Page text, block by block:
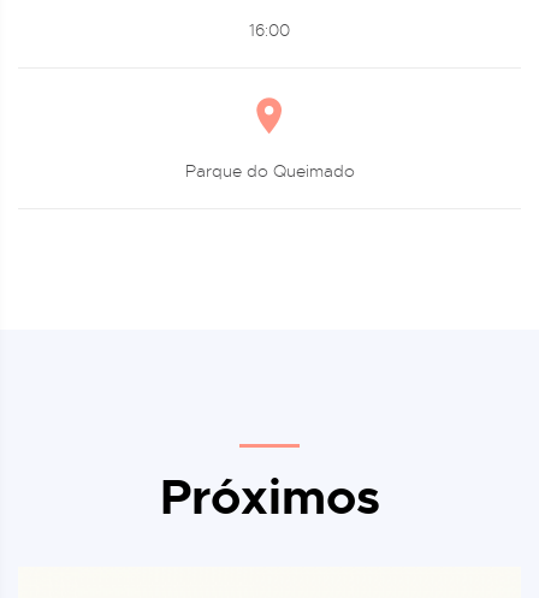
16:00
Parque do Queimado
Próximos